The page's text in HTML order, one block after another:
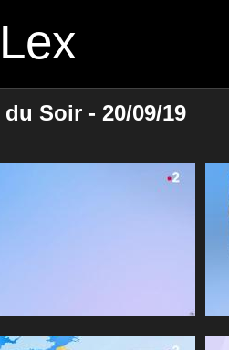
Soir - 20/09/19